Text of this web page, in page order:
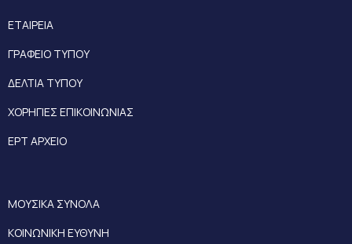
ΕΤΑΙΡΕΙΑ
ΓΡΑΦΕΙΟ ΤΥΠΟΥ
ΔΕΛΤΙΑ ΤΥΠΟΥ
ΧΟΡΗΓΙΕΣ ΕΠΙΚΟΙΝΩΝΙΑΣ
ΕΡΤ ΑΡΧΕΙΟ
ΜΟΥΣΙΚΑ ΣΥΝΟΛΑ
ΚΟΙΝΩΝΙΚΗ ΕΥΘΥΝΗ